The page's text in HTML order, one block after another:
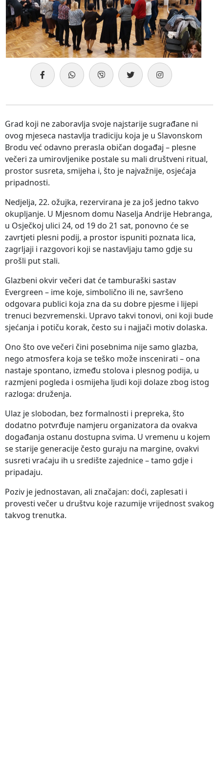
Grad koji ne zaboravlja svoje najstarije sugrađane ni
ovog mjeseca nastavlja tradiciju koja je u Slavonskom
Brodu već odavno prerasla običan događaj – plesne
večeri za umirovljenike postale su mali društveni ritual,
prostor susreta, smijeha i, što je najvažnije, osjećaja
pripadnosti.
Nedjelja, 22. ožujka, rezervirana je za još jedno takvo
okupljanje. U Mjesnom domu Naselja Andrije Hebranga,
u Osječkoj ulici 24, od 19 do 21 sat, ponovno će se
zavrtjeti plesni podij, a prostor ispuniti poznata lica,
zagrljaji i razgovori koji se nastavljaju tamo gdje su
prošli put stali.
Glazbeni okvir večeri dat će tamburaški sastav
Evergreen – ime koje, simbolično ili ne, savršeno
odgovara publici koja zna da su dobre pjesme i lijepi
trenuci bezvremenski. Upravo takvi tonovi, oni koji bude
sjećanja i potiču korak, često su i najjači motiv dolaska.
Ono što ove večeri čini posebnima nije samo glazba,
nego atmosfera koja se teško može inscenirati – ona
nastaje spontano, između stolova i plesnog podija, u
razmjeni pogleda i osmijeha ljudi koji dolaze zbog istog
razloga: druženja.
Ulaz je slobodan, bez formalnosti i prepreka, što
dodatno potvrđuje namjeru organizatora da ovakva
događanja ostanu dostupna svima. U vremenu u kojem
se starije generacije često guraju na margine, ovakvi
susreti vraćaju ih u središte zajednice – tamo gdje i
pripadaju.
Poziv je jednostavan, ali značajan: doći, zaplesati i
provesti večer u društvu koje razumije vrijednost svakog
takvog trenutka.